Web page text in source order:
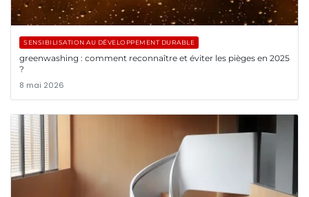
SENSIBILISATION AU DÉVELOPPEMENT DURABLE
greenwashing : comment reconnaître et éviter les pièges en 2025
?
8 mai 2026